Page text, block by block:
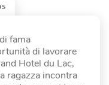
fama
di lavorare
Hotel du Lac,
ragazza incontra